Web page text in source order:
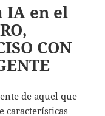
IA en el
CON
de aquel que
características